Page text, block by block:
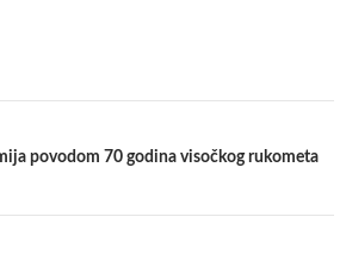
povodom 70 godina visočkog rukometa